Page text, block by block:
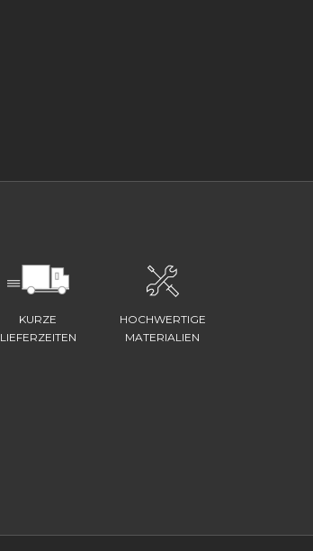
KURZE
LIEFERZEITEN
HOCHWERTIGE
MATERIALIEN